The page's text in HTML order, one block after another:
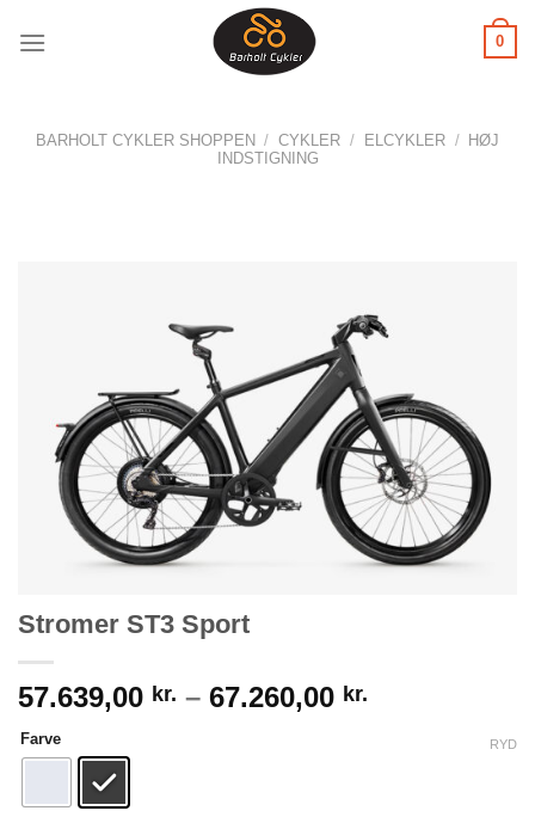
0
BARHOLT CYKLER SHOPPEN / CYKLER / ELCYKLER /
HØJ
INDSTIGNING
Stromer ST3 Sport
57.639,00 kr. – 67.260,00 kr.
Farve RYD